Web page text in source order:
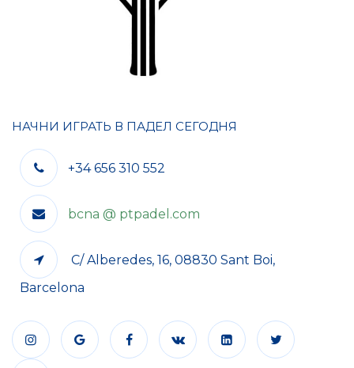
НАЧНИ ИГРАТЬ В ПАДЕЛ СЕГОДНЯ
+34 656 310 552
bcna @ ptpadel.com
C/ Alberedes, 16, 08830 Sant Boi,
Barcelona